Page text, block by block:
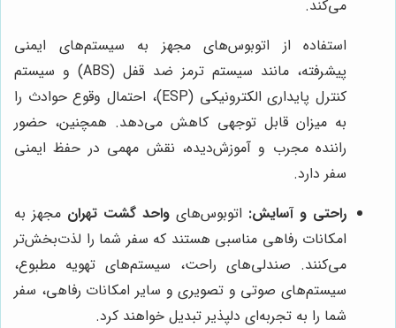
می‌کند.
استفاده از اتوبوس‌های مجهز به سیستم‌های ایمنی
پیشرفته، مانند سیستم ترمز ضد قفل (ABS) و سیستم
کنترل پایداری الکترونیکی (ESP)، احتمال وقوع حوادث را
به میزان قابل توجهی کاهش می‌دهد. همچنین، حضور
راننده مجرب و آموزش‌دیده، نقش مهمی در حفظ ایمنی
سفر دارد.
راحتی و آسایش: اتوبوس‌های واحد گشت تهران مجهز به
امکانات رفاهی مناسبی هستند که سفر شما را لذت‌بخش‌تر
می‌کنند. صندلی‌های راحت، سیستم‌های تهویه مطبوع،
سیستم‌های صوتی و تصویری و سایر امکانات رفاهی، سفر
شما را به تجربه‌ای دلپذیر تبدیل خواهند کرد.